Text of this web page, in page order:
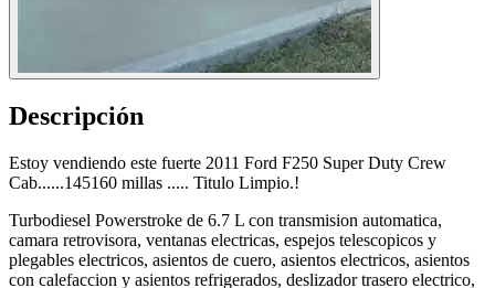
Descripción
Estoy vendiendo este fuerte 2011 Ford F250 Super Duty Crew
Cab......145160 millas ..... Titulo Limpio.!
Turbodiesel Powerstroke de 6.7 L con transmision automatica,
camara retrovisora, ventanas electricas, espejos telescopicos y
plegables electricos, asientos de cuero, asientos electricos, asientos
con calefaccion y asientos refrigerados, deslizador trasero electrico,